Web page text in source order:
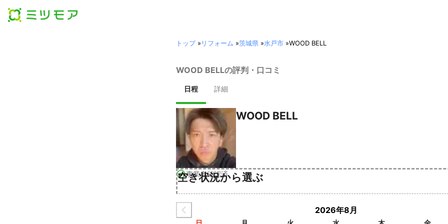
トップ» リフォーム »茨城県 »水戸市 »WOOD BELL
WOOD BELLの評判・口コミ
日程 詳細
事業者確認済
WOOD BELL
空き状況から選ぶ
2026年8月